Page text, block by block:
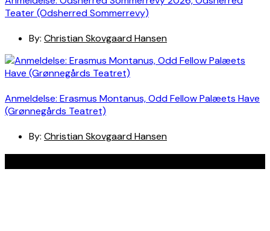
Teater (Odsherred Sommerrevy)
By: Christian Skovgaard Hansen
Anmeldelse: Erasmus Montanus, Odd Fellow Palæets Have
(Grønnegårds Teatret)
By: Christian Skovgaard Hansen